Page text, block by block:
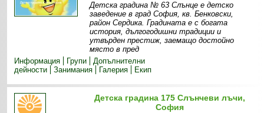
Детска градина № 63 Слънце е детско
заведение в град София, кв. Бенковски,
район Сердика. Градината е с богата
история, дългогодишни традиции и
утвърден престиж, заемащо достойно
място в пред
Информация
Групи
Допълнителни
дейности
Занимания Галерия Екип
Детска градина 175 Слънчеви лъчи,
София